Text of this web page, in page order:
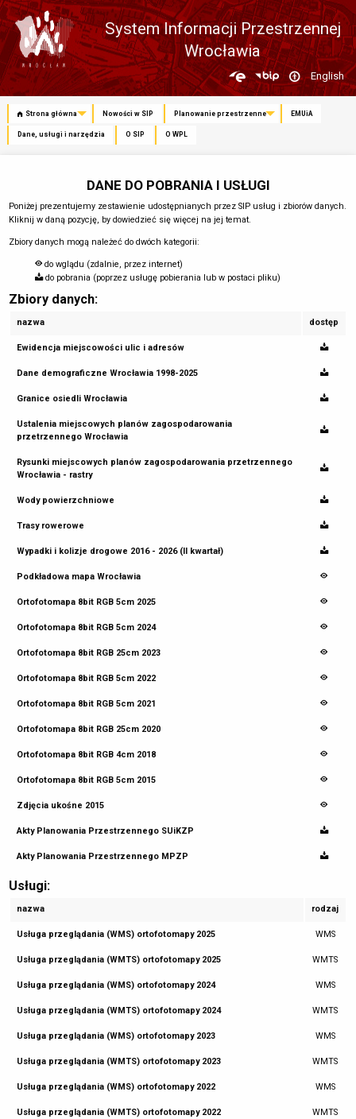
System Informacji Przestrzennej
Wrocławia
Zmień
język
English
Strona główna Nowości w SIP Planowanie przestrzenne EMUiA
Dane, usługi i narzędzia O SIP O WPL
DANE DO POBRANIA I USŁUGI
Poniżej prezentujemy zestawienie udostępnianych przez SIP usług i zbiorów danych.
Kliknij w daną pozycję, by dowiedzieć się więcej na jej temat.
Zbiory danych mogą należeć do dwóch kategorii:
do wglądu (zdalnie, przez internet)
do pobrania (poprzez usługę pobierania lub w postaci pliku)
Zbiory danych:
nazwa dostęp
Ewidencja miejscowości ulic i adresów
Dane demograficzne Wrocławia 1998-2025
Granice osiedli Wrocławia
Ustalenia miejscowych planów zagospodarowania
przetrzennego Wrocławia
Rysunki miejscowych planów zagospodarowania przetrzennego
Wrocławia - rastry
Wody powierzchniowe
Trasy rowerowe
Wypadki i kolizje drogowe 2016 - 2026 (II kwartał)
Podkładowa mapa Wrocławia
Ortofotomapa 8bit RGB 5cm 2025
Ortofotomapa 8bit RGB 5cm 2024
Ortofotomapa 8bit RGB 25cm 2023
Ortofotomapa 8bit RGB 5cm 2022
Ortofotomapa 8bit RGB 5cm 2021
Ortofotomapa 8bit RGB 25cm 2020
Ortofotomapa 8bit RGB 4cm 2018
Ortofotomapa 8bit RGB 5cm 2015
Zdjęcia ukośne 2015
Akty Planowania Przestrzennego SUiKZP
Akty Planowania Przestrzennego MPZP
Usługi:
nazwa rodzaj
Usługa przeglądania (WMS) ortofotomapy 2025 WMS
Usługa przeglądania (WMTS) ortofotomapy 2025 WMTS
Usługa przeglądania (WMS) ortofotomapy 2024 WMS
Usługa przeglądania (WMTS) ortofotomapy 2024 WMTS
Usługa przeglądania (WMS) ortofotomapy 2023 WMS
Usługa przeglądania (WMTS) ortofotomapy 2023 WMTS
Usługa przeglądania (WMS) ortofotomapy 2022 WMS
Usługa przeglądania (WMTS) ortofotomapy 2022 WMTS